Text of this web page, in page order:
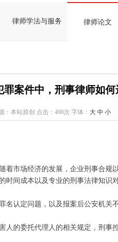
律师学法与服务 律师论文
案件中，刑事律师如何
：本站原创 点击： 490次 字体： 大 中 小
市场经济的发展，企业刑事合
间成本以及专业的刑事法律知
认定问题，以及报案后公安机
的委托代理人的相关规定，刑